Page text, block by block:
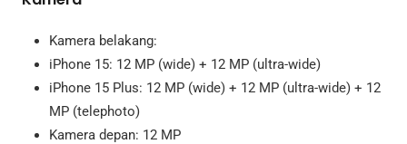
Kamera belakang:
iPhone 15: 12 MP (wide) + 12 MP (ultra-wide)
iPhone 15 Plus: 12 MP (wide) + 12 MP (ultra-wide) + 12
MP (telephoto)
Kamera depan: 12 MP